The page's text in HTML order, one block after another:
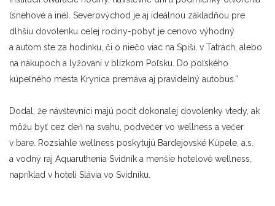
(snehové a iné). Severovýchod je aj ideálnou základňou pre
dlhšiu dovolenku celej rodiny-pobyt je cenovo výhodný
a autom ste za hodinku, či o niečo viac na Spiši, v Tatrách, alebo
na nákupoch a lyžovaní v blízkom Poľsku. Do poľského
kúpeľného mesta Krynica premáva aj pravidelný autobus.“
Dodal, že návštevníci majú pocit dokonalej dovolenky vtedy, ak
môžu byť cez deň na svahu, podvečer vo wellness a večer
v bare. Rozsiahle wellness poskytujú Bardejovské Kúpele, a.s.
a vodný raj Aquaruthenia Svidník a menšie hotelové wellness,
napríklad v hoteli Slávia vo Svidníku.